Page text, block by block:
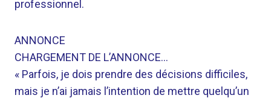
professionnel.
ANNONCE
CHARGEMENT DE L’ANNONCE…
« Parfois, je dois prendre des décisions difficiles,
mais je n’ai jamais l’intention de mettre quelqu’un